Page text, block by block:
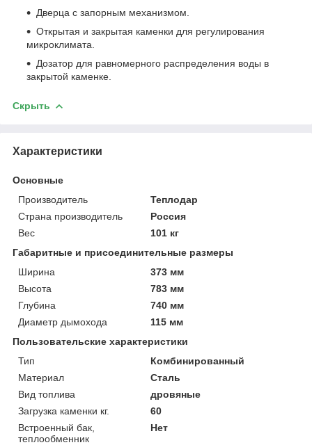
Дверца с запорным механизмом.
Открытая и закрытая каменки для регулирования
микроклимата.
Дозатор для равномерного распределения воды в
закрытой каменке.
Скрыть
Характеристики
Основные
Производитель
Теплодар
Страна производитель
Россия
Вес
101 кг
Габаритные и присоединительные размеры
Ширина
373 мм
Высота
783 мм
Глубина
740 мм
Диаметр дымохода
115 мм
Пользовательские характеристики
Тип
Комбинированный
Материал
Сталь
Вид топлива
дровяные
Загрузка каменки кг.
60
Встроенный бак,
теплообменник
Нет